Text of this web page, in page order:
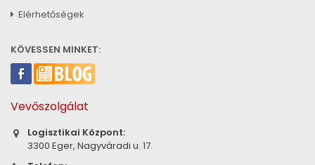
Elérhetőségek
KÖVESSEN MINKET:
Vevőszolgálat
Logisztikai Központ:
3300 Eger, Nagyváradi u. 17.